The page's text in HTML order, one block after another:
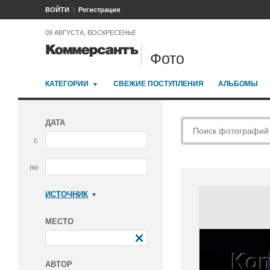
ВОЙТИ Регистрация
09 АВГУСТА, ВОСКРЕСЕНЬЕ
Фото
КАТЕГОРИИ СВЕЖИЕ ПОСТУПЛЕНИЯ АЛЬБОМЫ
ДАТА
с
по
ИСТОЧНИК
МЕСТО
АВТОР